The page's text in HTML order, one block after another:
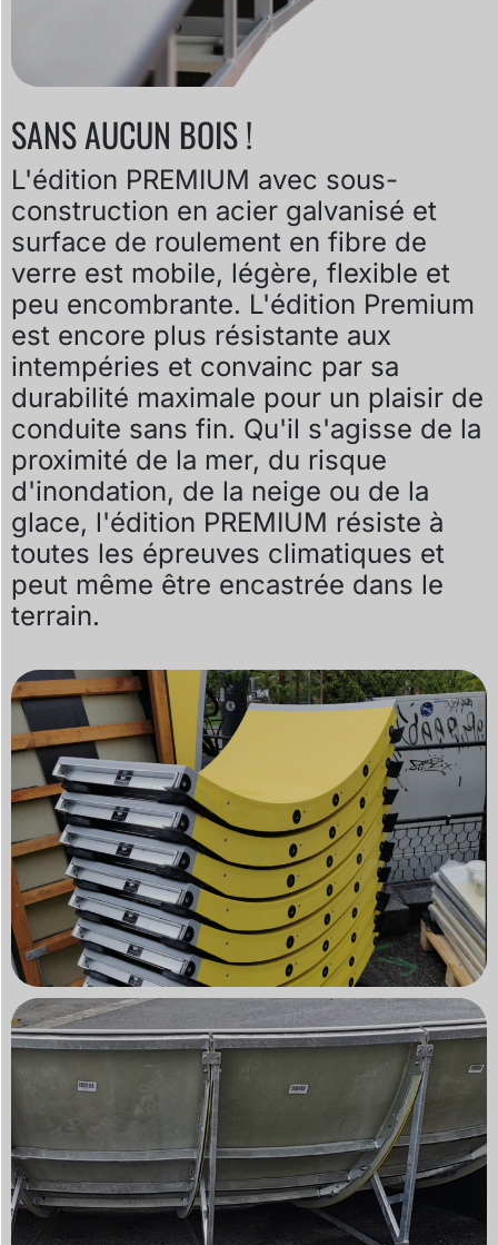
SANS AUCUN BOIS !
L'édition PREMIUM avec sous-
construction en acier galvanisé et
surface de roulement en fibre de
verre est mobile, légère, flexible et
peu encombrante. L'édition Premium
est encore plus résistante aux
intempéries et convainc par sa
durabilité maximale pour un plaisir de
conduite sans fin. Qu'il s'agisse de la
proximité de la mer, du risque
d'inondation, de la neige ou de la
glace, l'édition PREMIUM résiste à
toutes les épreuves climatiques et
peut même être encastrée dans le
terrain.